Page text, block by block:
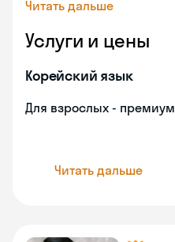
Читать дальше
Услуги и цены
Корейский язык
Для взрослых - премиум
Читать дальше